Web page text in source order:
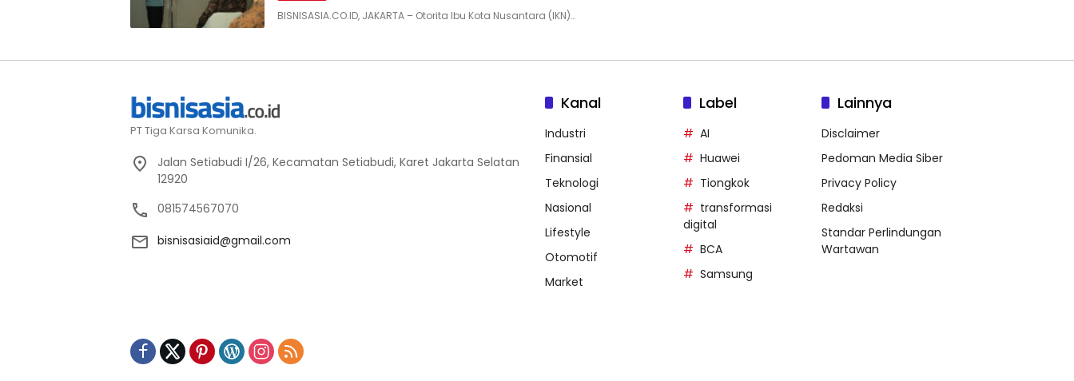
BISNISASIA.CO.ID, JAKARTA – Otorita Ibu Kota Nusantara (IKN)…
PT Tiga Karsa Komunika.
Jalan Setiabudi I/26, Kecamatan Setiabudi, Karet Jakarta Selatan
12920
081574567070
bisnisasiaid@gmail.com
Kanal
Industri
Finansial
Teknologi
Nasional
Lifestyle
Otomotif
Market
Label
AI
Huawei
Tiongkok
transformasi
digital
BCA
Samsung
Lainnya
Disclaimer
Pedoman Media Siber
Privacy Policy
Redaksi
Standar Perlindungan
Wartawan